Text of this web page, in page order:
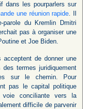
dans les pourparlers sur
une réunion rapide. Il
du Kremlin Dmitri
pas à organiser une
et Joe Biden.
acceptent de donner une
termes juridiquement
sur le chemin. Pour
pas le capital politique
conciliante vers la
difficile de parvenir